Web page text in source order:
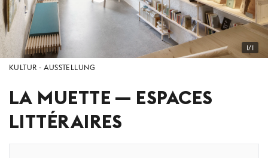
1/1
KULTUR AUSSTELLUNG
LA MUETTE — ESPACES
LITTÉRAIRES